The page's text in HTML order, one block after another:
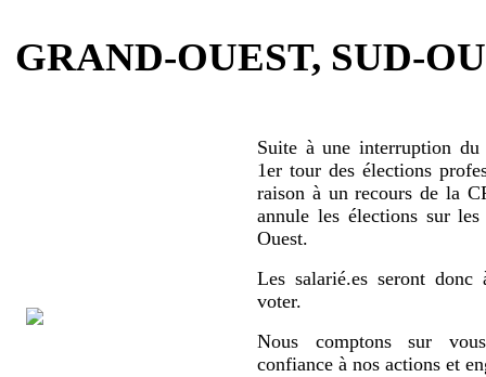
GRAND-OUEST, SUD-
Suite à une interruption
1er tour des élections
raison à un recours de la
annule les élections sur
Ouest.
Les salarié.es seront
voter.
Nous comptons sur
confiance à nos actions et